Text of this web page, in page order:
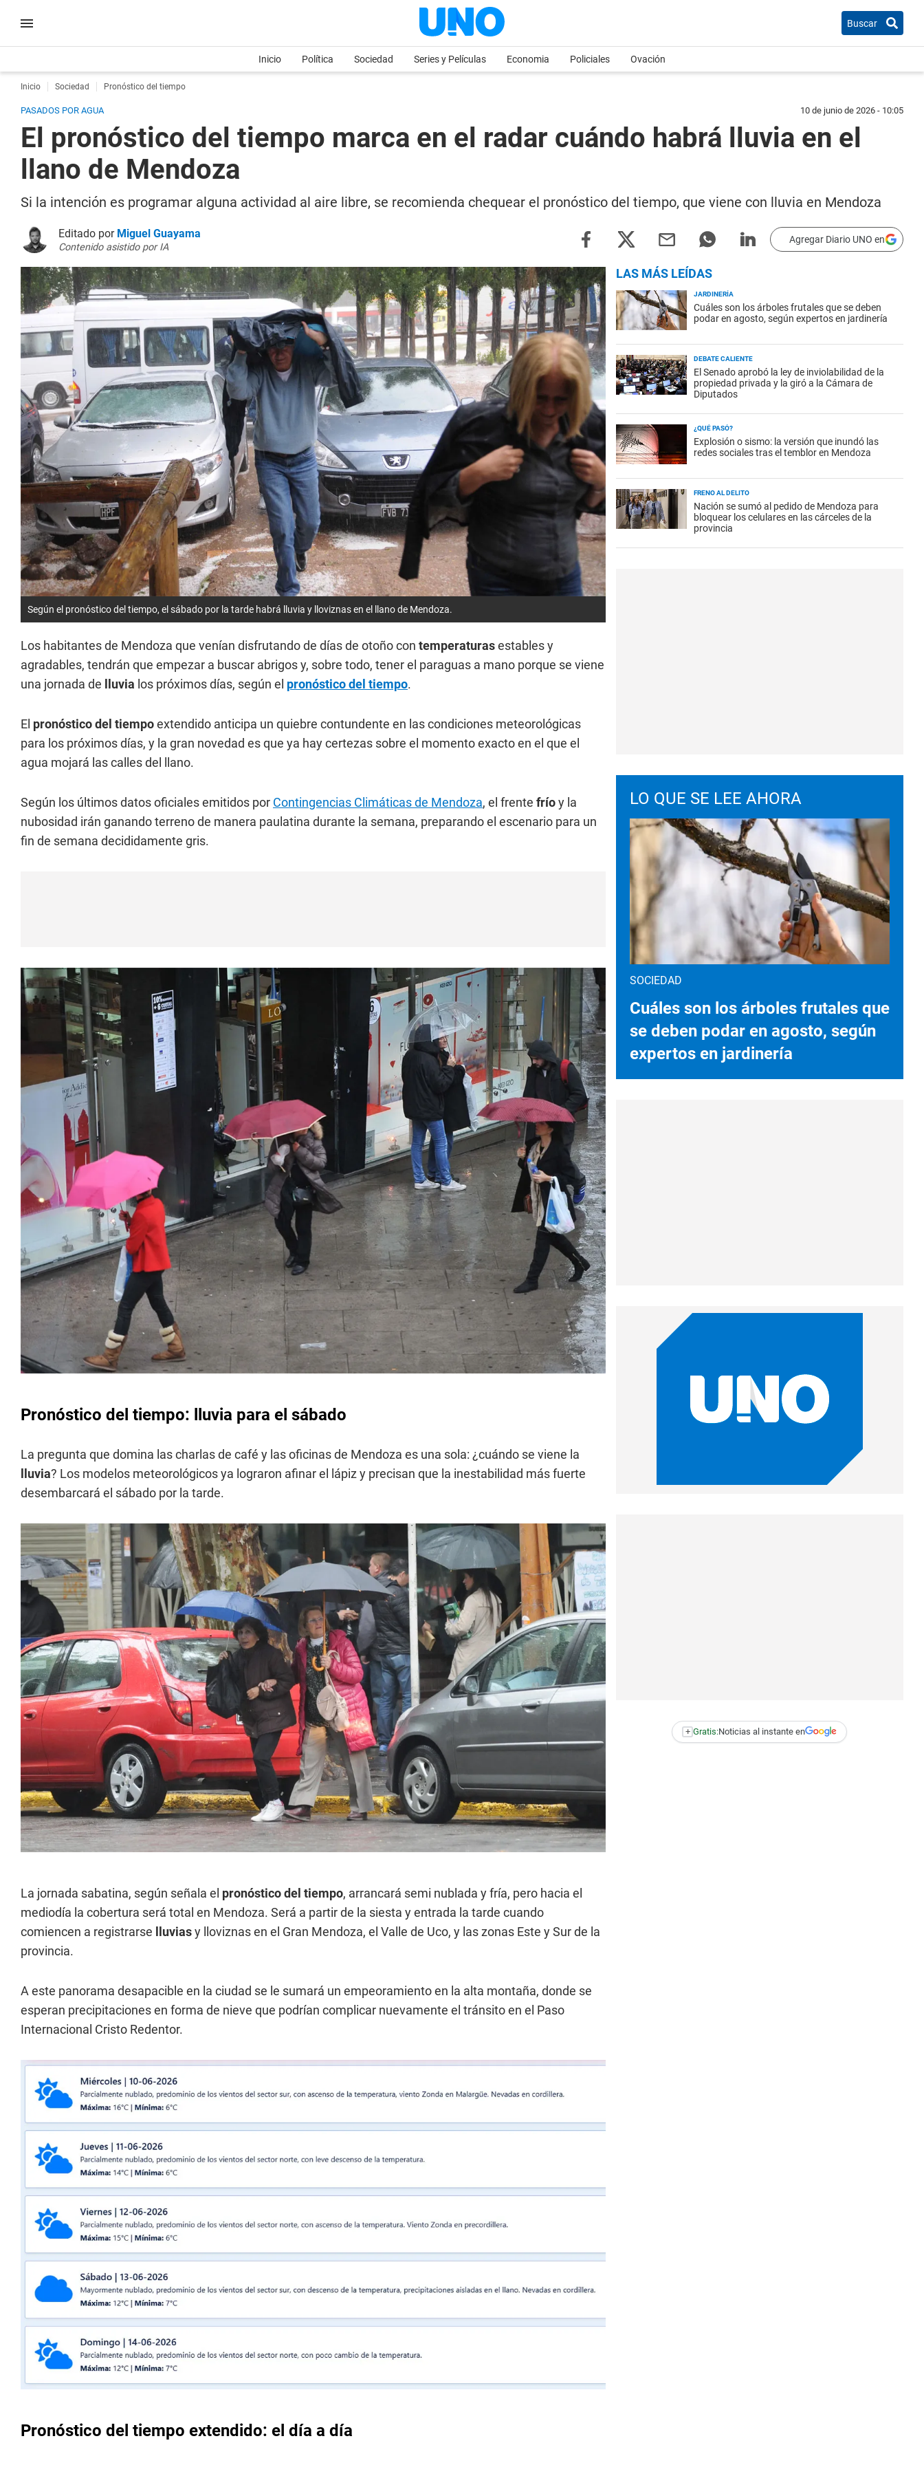
Buscar
Inicio Política Sociedad Series y Películas Economia Policiales Ovación
Inicio Sociedad Pronóstico del tiempo
PASADOS POR AGUA 10 de junio de 2026 - 10:05
El pronóstico del tiempo marca en el radar cuándo habrá lluvia en el
llano de Mendoza
Si la intención es programar alguna actividad al aire libre, se recomienda chequear el pronóstico del tiempo, que viene con lluvia en Mendoza
Editado por Miguel Guayama
Contenido asistido por IA
Agregar Diario UNO en
Según el pronóstico del tiempo, el sábado por la tarde habrá lluvia y lloviznas en el llano de Mendoza.
Los habitantes de Mendoza que venían disfrutando de días de otoño con temperaturasestables y
agradables, tendrán que empezar a buscar abrigos y, sobre todo, tener el paraguas a mano porque se viene
una jornada de lluvia los próximos días, según el pronóstico del tiempo.
El pronóstico del tiempoextendido anticipa un quiebre contundente en las condiciones meteorológicas
para los próximos días, y la gran novedad es que ya hay certezas sobre el momento exacto en el que el
agua mojará las calles del llano.
Según los últimos datos oficiales emitidos por Contingencias Climáticas de Mendoza, el frente fríoy la
nubosidad irán ganando terreno de manera paulatina durante la semana, preparando el escenario para un
fin de semana decididamente gris.
Pronóstico del tiempo: lluvia para el sábado
La pregunta que domina las charlas de café y las oficinas de Mendoza es una sola: ¿cuándo se viene la
lluvia? Los modelos meteorológicos ya lograron afinar el lápiz y precisan que la inestabilidad más fuerte
desembarcará el sábado por la tarde.
La jornada sabatina, según señala el pronóstico del tiempo, arrancará semi nublada y fría, pero hacia el
mediodía la cobertura será total en Mendoza. Será a partir de la siesta y entrada la tarde cuando
comiencen a registrarse
lluviasy lloviznas en el Gran Mendoza, el Valle de Uco, y las zonas Este y Sur de la
provincia.
A este panorama desapacible en la ciudad se le sumará un empeoramiento en la alta montaña, donde se
esperan precipitaciones en forma de nieve que podrían complicar nuevamente el tránsito en el Paso
Internacional Cristo Redentor.
Pronóstico del tiempo extendido: el día a día
LAS MÁS LEÍDAS
JARDINERÍA
Cuáles son los árboles frutales que se deben
podar en agosto, según expertos en jardinería
DEBATE CALIENTE
El Senado aprobó la ley de inviolabilidad de la
propiedad privada y la giró a la Cámara de
Diputados
¿QUÉ PASÓ?
Explosión o sismo: la versión que inundó las
redes sociales tras el temblor en Mendoza
FRENO AL DELITO
Nación se sumó al pedido de Mendoza para
bloquear los celulares en las cárceles de la
provincia
LO QUE SE LEE AHORA
SOCIEDAD
Cuáles son los árboles frutales que
se deben podar en agosto, según
expertos en jardinería
+ Gratis:Noticias al instante en